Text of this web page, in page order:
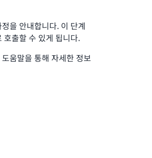
을 안내합니다. 이 단계
호출할 수 있게 됩니다.
움말을 통해 자세한 정보